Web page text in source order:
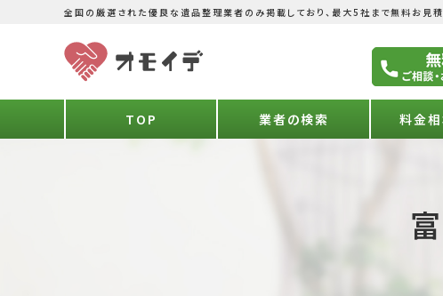
全国の厳選された優良な遺品整理業者のみ掲載しており、最大5社まで無料お見
TOP 業者の検索 料金相